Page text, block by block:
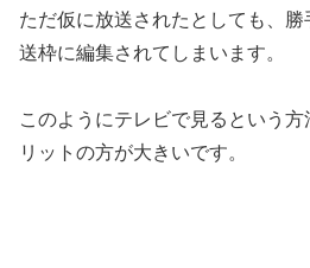
ただ仮に放送されたとしても、
送枠に編集されてしまいます。
このようにテレビで見るという
リットの方が大きいです。